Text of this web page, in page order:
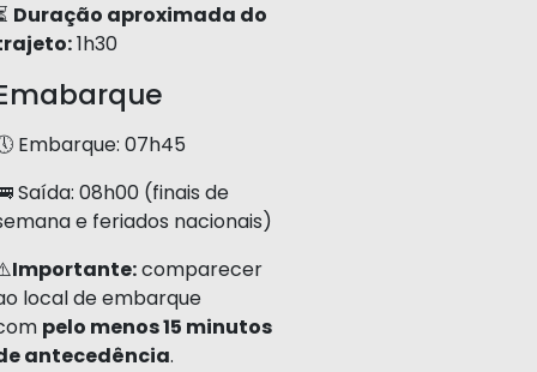
Duração aproximada do
1h30
Embarque: 07h45
Saída: 08h00 (finais de
e feriados nacionais)
Importante:comparecer
local de embarque
pelo menos 15 minutos
antecedência.